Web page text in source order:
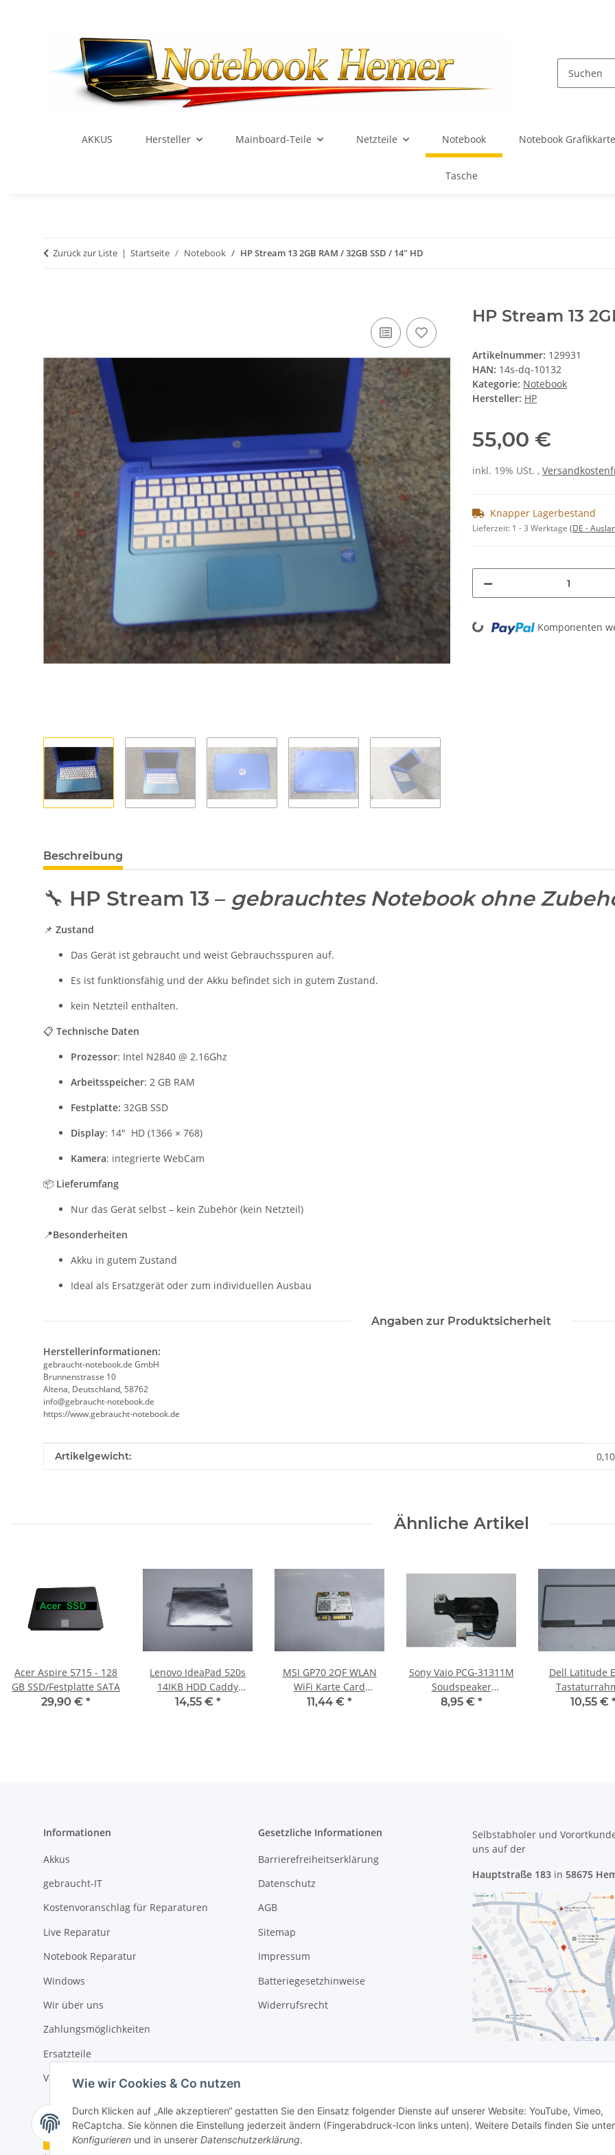
Wie wir Cookies & Co nutzen
Durch Klicken auf „Alle akzeptieren“ gestatten Sie den Einsatz folgender Dienste auf unserer Website: YouTube, Vimeo,
ReCaptcha. Sie können die Einstellung jederzeit ändern (Fingerabdruck-Icon links unten). Weitere Details finden Sie unter
Konfigurieren und in unserer Datenschutzerklärung.
AKKUS Hersteller Mainboard-Teile Netzteile Notebook Notebook
Tasche
Zurück zur Liste Startseite Notebook HP Stream 13 2GB RAM / 32GB SSD / 14" HD
HP Stream 13
Artikelnummer: 129931
HAN: 14s-dq-10132
Kategorie: Notebook
Hersteller: HP
55,00 €
inkl. 19% USt. ,
Knapper Lagerbestand
Lieferzeit: 1 - 3 Werktage (DE -
Loading... Komponenten
Beschreibung
🔧 HP Stream 13 – gebrauchtes Notebook ohne
📌 Zustand
Das Gerät ist gebraucht und weist Gebrauchsspuren auf.
Es ist funktionsfähig und der Akku befindet sich in gutem Zustand.
kein Netzteil enthalten.
📋 Technische Daten
Prozessor: Intel N2840 @ 2.16Ghz
Arbeitsspeicher: 2 GB RAM
Festplatte: 32GB SSD
Display: 14" HD (1366 × 768)
Kamera: integrierte WebCam
📦 Lieferumfang
Nur das Gerät selbst – kein Zubehör (kein Netzteil)
📍Besonderheiten
Akku in gutem Zustand
Ideal als Ersatzgerät oder zum individuellen Ausbau
Angaben zur Produktsicherheit
Herstellerinformationen:
gebraucht-notebook.de GmbH
Brunnenstrasse 10
Altena, Deutschland, 58762
info@gebraucht-notebook.de
https://www.gebraucht-notebook.de
Produkteigenschaft
Wert
Artikelgewicht: 0,10
Ähnliche Artikel
Acer Aspire 5715 - 128
GB SSD/Festplatte SATA
29,90 € *
Lenovo IdeaPad 520s
14IKB HDD Caddy
Festplatten Halterung
14,55 € *
MSI GP70 2QF WLAN
WiFi Karte Card
3160HMW #4292
11,44 € *
Sony Vaio PCG-31311M
Soudspeaker
Lautsprecher links
8,95 € *
Dell Latitude
Abdeckung
10,55 €
Informationen
Akkus
gebraucht-IT
Kostenvoranschlag für Reparaturen
Live Reparatur
Notebook Reparatur
Windows
Wir über uns
Zahlungsmöglichkeiten
Ersatzteile
Versandinformationen
Gesetzliche Informationen
Barrierefreiheitserklärung
Datenschutz
AGB
Sitemap
Impressum
Batteriegesetzhinweise
Widerrufsrecht
Selbstabholer und
uns auf der
Hauptstraße 183 in 58675
Vertrag widerrufen